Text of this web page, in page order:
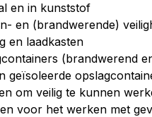
en in kunststof
en (brandwerende)
en laadkasten
(brandwerend
geïsoleerde
om veilig te kunnen
voor het werken met